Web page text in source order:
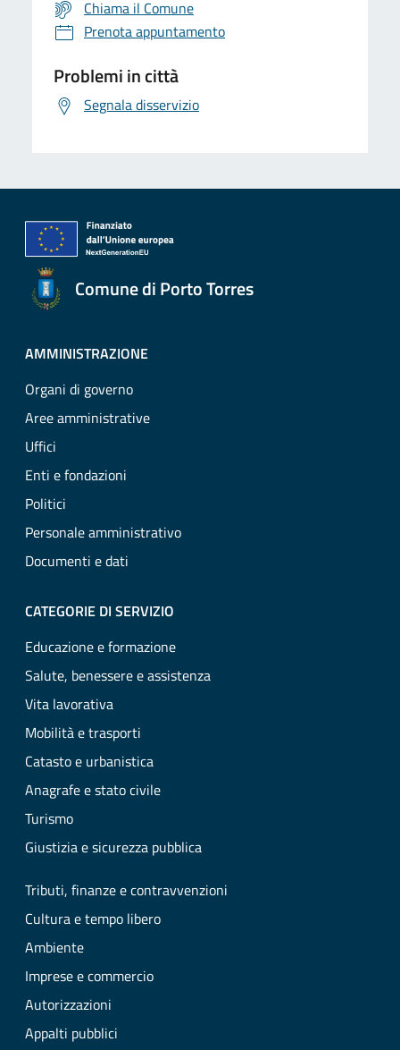
Chiama il Comune
Prenota appuntamento
Problemi in città
Segnala disservizio
Comune di Porto Torres
AMMINISTRAZIONE
Organi di governo
Aree amministrative
Uffici
Enti e fondazioni
Politici
Personale amministrativo
Documenti e dati
CATEGORIE DI SERVIZIO
Educazione e formazione
Salute, benessere e assistenza
Vita lavorativa
Mobilità e trasporti
Catasto e urbanistica
Anagrafe e stato civile
Turismo
Giustizia e sicurezza pubblica
Tributi, finanze e contravvenzioni
Cultura e tempo libero
Ambiente
Imprese e commercio
Autorizzazioni
Appalti pubblici